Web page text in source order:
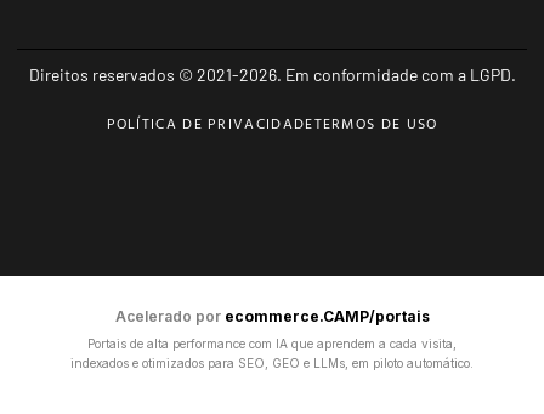
Direitos reservados © 2021-2026. Em conformidade com a LGPD.
POLÍTICA DE PRIVACIDADETERMOS DE USO
Acelerado por ecommerce.CAMP/portais
Portais de alta performance com IA que aprendem a cada visita,
indexados e otimizados para SEO, GEO e LLMs, em piloto automático.